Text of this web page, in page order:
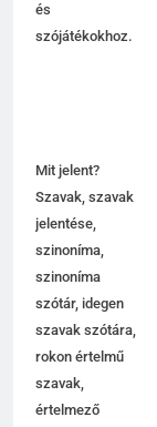
és
szójátékokhoz.
Mit jelent?
Szavak, szavak
jelentése,
szinoníma,
szinoníma
szótár, idegen
szavak szótára,
rokon értelmű
szavak,
értelmező
5